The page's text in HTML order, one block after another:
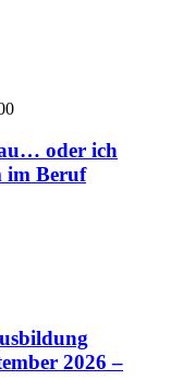
oder ich
im Beruf
2026 –